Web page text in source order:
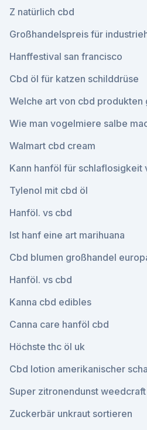
Z natürlich cbd
Großhandelspreis für
Hanffestival san francisco
Cbd öl für katzen schilddrüse
Welche art von cbd produkten
Wie man vogelmiere salbe
Walmart cbd cream
Kann hanföl für
Tylenol mit cbd öl
Hanföl. vs cbd
Ist hanf eine art marihuana
Cbd blumen großhandel
Hanföl. vs cbd
Kanna cbd edibles
Canna care hanföl cbd
Höchste thc öl uk
Cbd lotion amerikanischer
Super zitronendunst weedcraft
Zuckerbär unkraut sortieren